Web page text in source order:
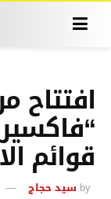
افتتاح
قوائم
by سيد حجاج